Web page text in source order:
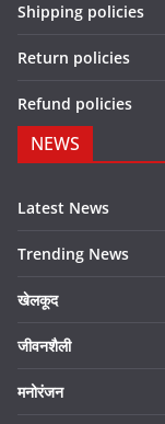
Shipping policies
Return policies
Refund policies
NEWS
Latest News
Trending News
खेलकूद
जीवनशैली
मनोरंजन